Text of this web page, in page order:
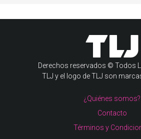
Derechos reservados © Todos
TLJ y el logo de TLJ son
¿Quiénes somos?
Contacto
Términos y